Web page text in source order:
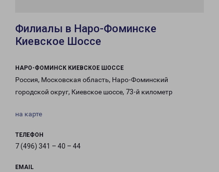
Филиалы в Наро-Фоминске
Киевское Шоссе
НАРО-ФОМИНСК КИЕВСКОЕ ШОССЕ
Россия, Московская область, Наро-Фоминский
городской округ, Киевское шоссе, 73-й километр
на карте
ТЕЛЕФОН
7 (496) 341 – 40 – 44
EMAIL